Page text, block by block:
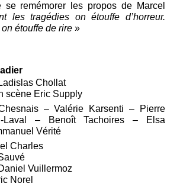
remémorer les propos de Marcel
les tragédies on étouffe d’horreur.
étouffe de rire »
Chollat
scène Eric Supply
– Valérie Karsenti – Pierre
Laval – Benoît Tachoires – Elsa
Vérité
Charles
Vuillermoz
Norel